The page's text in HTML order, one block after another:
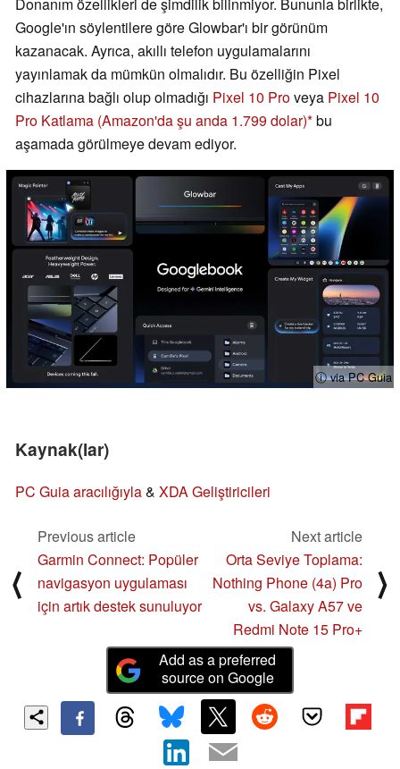
Google'ın söylentilere göre Glowbar'ı bir görünüm
kazanacak. Ayrıca, akıllı telefon uygulamalarını
yayınlamak da mümkün olmalıdır. Bu özelliğin Pixel
cihazlarına bağlı olup olmadığı Pixel 10 Proveya Pixel 10
Pro Katlama (Amazon'da şu anda 1.799 dolar) bu
aşamada görülmeye devam ediyor.
ⓘ via PC Guia
Kaynak(lar)
PC Guia aracılığıyla& XDA Geliştiricileri
⟨
Previous article
Garmin Connect: Popüler
navigasyon uygulaması
için artık destek sunuluyor
Next article
Orta Seviye Toplama:
Nothing Phone (4a) Pro
vs. Galaxy A57 ve
Redmi Note 15 Pro+
⟩
Add as a preferred
source on Google